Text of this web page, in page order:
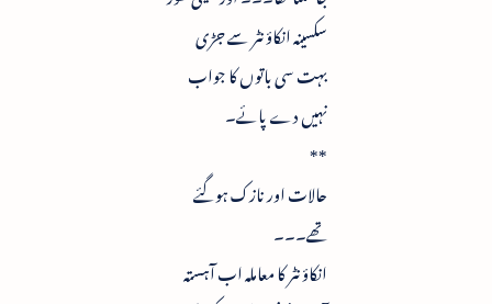
سکسینہ انکاؤنٹر سے جڑی
بہت سی باتوں کا جواب
نہیں دے پائے۔
**
حالات اور نازک ہوگئے
تھے۔۔۔
انکاؤنٹر کا معاملہ اب آہستہ